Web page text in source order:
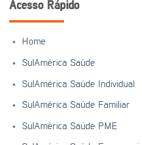
Acesso Rápido
Home
SulAmérica Saúde
SulAmérica Saúde Individual
SulAmérica Saúde Familiar
SulAmérica Saúde PME